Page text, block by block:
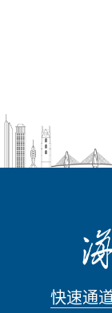
快速通